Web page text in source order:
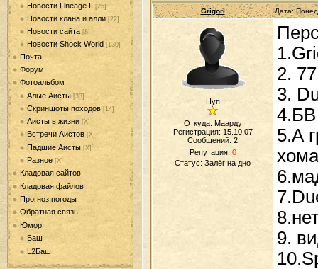
Новости Lineage II [25]
Новости клана и алли [22]
Новости сайта [8]
Новости Shock World [130]
Почта
Форум
Фотоальбом
Алые Аисты [33]
Скриншоты походов [14]
Аисты в жизни [Х]
Встречи Аистов [Х]
Падшие Аисты [Х]
Разное [Х]
Кладовая сайтов
Кладовая файлов
Прогноз погоды
Обратная связь
Юмор
Баш
L2Баш
Grigori Дата:
Нуп
Откуда: Маарду
Регистрация: 15.10.07
Сообщений: 2
Репутация: 0
Статус: Залёг на дно
2. 77
3.
4.БВ
5.А
9.